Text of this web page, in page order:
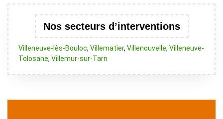
Nos secteurs d’interventions
Villeneuve-lès-Bouloc, Villematier, Villenouvelle, Villeneuve-
Tolosane, Villemur-sur-Tarn